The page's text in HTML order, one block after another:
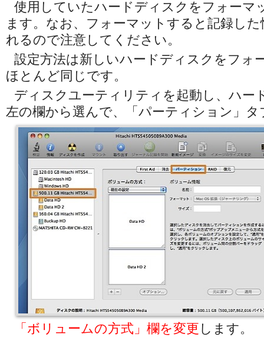
使用していたハードディスクをフォーマ
ます。なお、フォーマットすると記録した
れるので注意してください。
設定方法は新しいハードディスクをフォ
ほとんど同じです。
ディスクユーティリティを起動し、ハー
左の欄から選んで、「パーティション」
「ボリュームの方式」欄を変更 します。